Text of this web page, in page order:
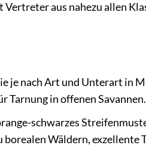
aus nahezu allen
je nach Art und Unterart in
Tarnung in offenen Savannen.
schwarzes
Wäldern, exzellente